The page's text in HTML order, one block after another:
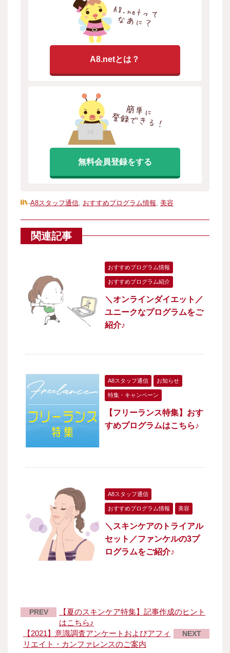
A8.netとは？
無料会員登録をする
-A8スタッフ通信 おすすめプログラム情報 美容
関連記事
おすすめプログラム情報
おすすめプログラム紹介
＼オンラインダイエット／
ユニークなプログラムをご
紹介♪
A8スタッフ通信 お知らせ
特集・キャンペーン
【フリーランス特集】おす
すめプログラムはこちら♪
A8スタッフ通信
おすすめプログラム情報 美容
＼スキンケアのトライアル
セット／ファンケルの3プ
ログラムをご紹介♪
PREV
【夏のスキンケア特集】記事作成のヒント
はこちら♪
【2021】意識調査アンケートおよびアフィ
リエイト・カンファレンスのご案内
NEXT